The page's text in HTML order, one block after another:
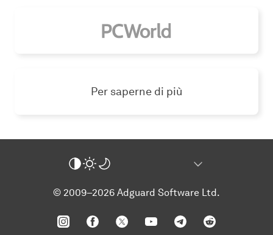
Per saperne di più
© 2009–2026 Adguard Software Ltd.